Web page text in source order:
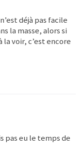
déjà pas facile
la masse, alors si
la voir, c’est encore
pas eu le temps de